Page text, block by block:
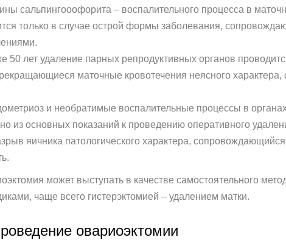
сальпингооофорита – воспалительного процесса в
только в случае острой формы заболевания,
лет удаление парных репродуктивных органов
маточные кровотечения неясного
и необратимые воспалительные процессы в
из основных показаний к проведению оперативного
яичника патологического характера,
может выступать в качестве самостоятельного
чаще всего гистерэктомией – удалением матки.
овариоэктомии